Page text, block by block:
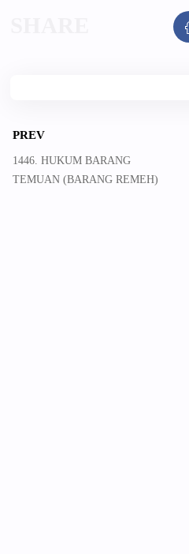
PREV
1446. HUKUM BARANG
TEMUAN (BARANG REMEH)